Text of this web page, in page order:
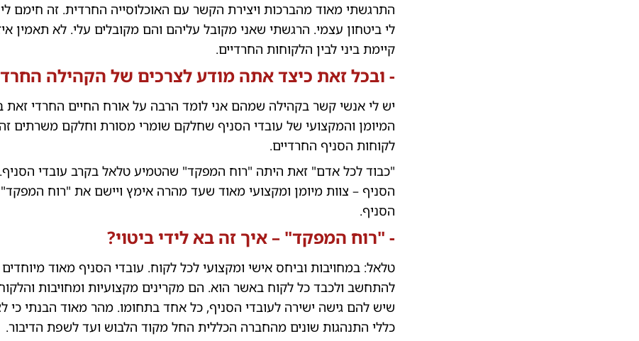
התרגשתי מאוד מהברכות ויצירת הקשר עם האוכלוסייה החרדית. זה חימם
לי ביטחון עצמי. הרגשתי שאני מקובל עליהם והם מקובלים עלי. לא תאמין
קיימת ביני לבין הלקוחות החרדיים.
- ובכל זאת כיצד אתה מודע לצרכים של הקהילה
יש לי אנשי קשר בקהילה שמהם אני לומד הרבה על אורח החיים החרדי זאת
המיומן והמקצועי של עובדי הסניף שחלקם שומרי מסורת וחלקם משרתים
לקוחות הסניף החרדיים.
"כבוד לכל אדם" זאת היתה "רוח המפקד" שהטמיע טלאל בקרב עובדי הסניף.
הסניף – צוות מיומן ומקצועי מאוד שעד מהרה אימץ ויישם את "רוח
הסניף.
- "רוח המפקד" – איך זה בא לידי ביטוי?
טלאל: במחויבות וביחס אישי ומקצועי לכל לקוח. עובדי הסניף מאוד מיוחדים
להתחשב ולכבד כל לקוח באשר הוא. הם מקרינים מקצועיות ומחויבות
שיש להם גישה ישירה לעובדי הסניף, כל אחד בתחומו. מהר מאוד הבנתי כי
כללי התנהגות שונים מהחברה הכללית החל מקוד הלבוש ועד לשפת הדיבור.